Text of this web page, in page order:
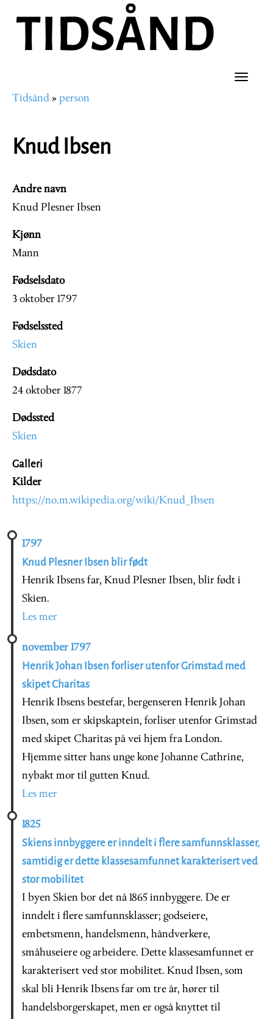
hovedinnhold
Toggle
Navigasjonssti
Tidsånd person
Knud Ibsen
Andre navn
Knud Plesner Ibsen
Kjønn
Mann
Fødselsdato
3 oktober 1797
Fødselssted
Skien
Dødsdato
24 oktober 1877
Dødssted
Skien
Galleri
Kilder
https://no.m.wikipedia.org/wiki/Knud_Ibsen
1797
Knud Plesner Ibsen blir født
Henrik Ibsens far, Knud Plesner Ibsen, blir født i
Skien.
Les mer
november 1797
Henrik Johan Ibsen forliser utenfor Grimstad med
skipet Charitas
Henrik Ibsens bestefar, bergenseren Henrik Johan
Ibsen, som er skipskaptein, forliser utenfor Grimstad
med skipet Charitas på vei hjem fra London.
Hjemme sitter hans unge kone Johanne Cathrine,
nybakt mor til gutten Knud.
Les mer
1825
Skiens innbyggere er inndelt i flere samfunnsklasser,
samtidig er dette klassesamfunnet karakterisert ved
stor mobilitet
I byen Skien bor det nå 1865 innbyggere. De er
inndelt i flere samfunnsklasser; godseiere,
embetsmenn, handelsmenn, håndverkere,
småhuseiere og arbeidere. Dette klassesamfunnet er
karakterisert ved stor mobilitet. Knud Ibsen, som
skal bli Henrik Ibsens far om tre år, hører til
handelsborgerskapet, men er også knyttet til